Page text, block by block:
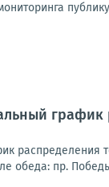
обеда: пр.